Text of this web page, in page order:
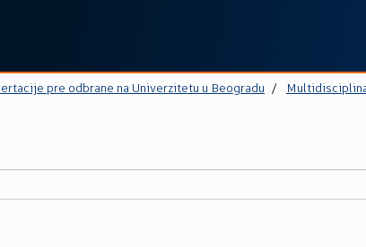
pre odbrane na Univerzitetu u Beogradu